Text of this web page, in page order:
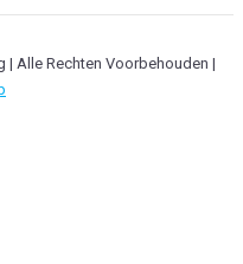
| Alle Rechten Voorbehouden |